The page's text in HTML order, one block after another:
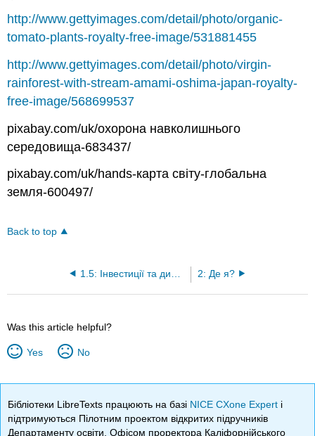
http://www.gettyimages.com/detail/photo/organic-
tomato-plants-royalty-free-image/531881455
http://www.gettyimages.com/detail/photo/virgin-
rainforest-with-stream-amami-oshima-japan-royalty-
free-image/568699537
pixabay.com/uk/охорона навколишнього
середовища-683437/
pixabay.com/uk/hands-карта світу-глобальна
земля-600497/
Back to top
2: Де я?
Was this article helpful?
Yes No
Бібліотеки LibreTexts працюють на базі NICE CXone Expert і
підтримуються Пілотним проектом відкритих підручників
Департаменту освіти, Офісом проректора Каліфорнійського